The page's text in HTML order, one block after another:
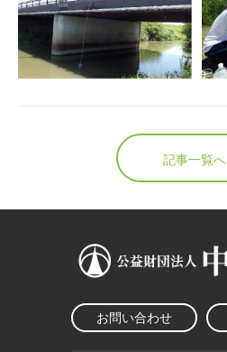
記事一覧へ
お問い合わせ